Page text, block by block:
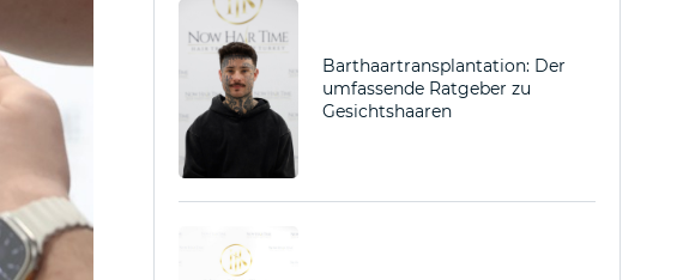
Barthaartransplantation: Der
umfassende Ratgeber zu
Gesichtshaaren